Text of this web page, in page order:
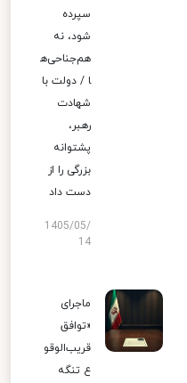
سپرده
شود، نه
هم‌جناحی‌ه
ا / دولت با
شهادت
رهبر،
پشتوانه
بزرگی را از
دست داد
1405/05/
14
ماجرای
«توافق
قریب‌الوقو
ع تنگه